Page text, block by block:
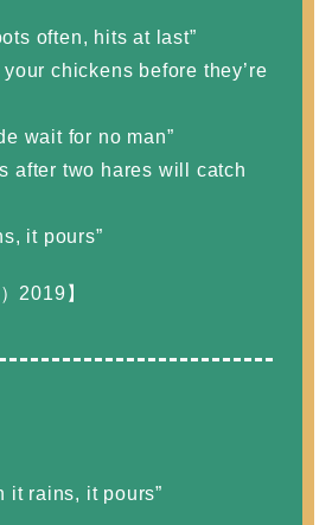
often, hits at last”
chickens before they’re
wait for no man”
after two hares will catch
it pours”
2019】
it rains, it pours”